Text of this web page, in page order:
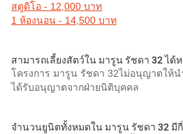
สตูดิโอ - 12,000 บาท
1 ห้องนอน - 14,500 บาท
สามารถเลี้ยงสัตว์ใน มารูน รัชดา 32 ได้
โครงการ มารูน รัชดา 32ไม่อนุญาตให้น
ได้รับอนุญาตจากฝ่ายนิติบุคคล
จำนวนยูนิตทั้งหมดใน มารูน รัชดา 32 มี